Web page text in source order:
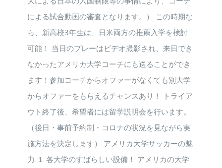
による試合動画の審査となります。） この時期な
ら、新高校3年生は、日米両方の推薦入学を検討
可能！ 当日のプレーはビデオ撮影され、来日でき
なかったアメリカ大学コーチにも送ることができ
ます！参加コーチからオファーがなくても別大学
からオファーをもらえるチャンスあり！ トライア
ウト終了後、希望者には留学説明会を行います。
（後日・事前予約制・コロナの状況を見ながら実
施方法を決定します） アメリカ大学サッカーの魅
力 １ 各大学のすばらしい設備！ アメリカの大学